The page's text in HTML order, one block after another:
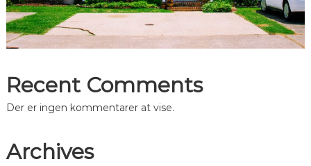
Recent Comments
Der er ingen kommentarer at vise.
Archives